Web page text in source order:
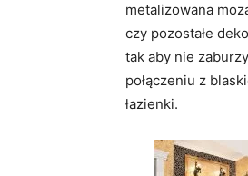
metalizowana
czy pozostałe
tak aby nie
połączeniu z
łazienki.